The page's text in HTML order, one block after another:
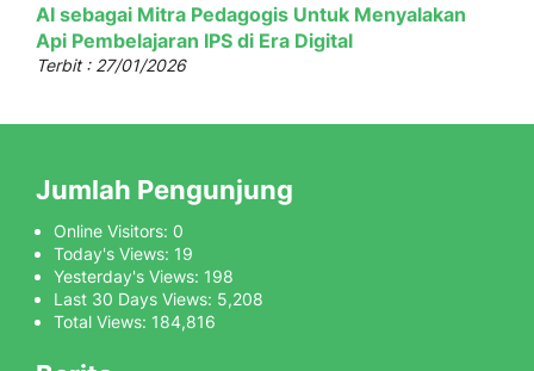
AI sebagai Mitra Pedagogis Untuk Menyalakan
Api Pembelajaran IPS di Era Digital
Terbit : 27/01/2026
Jumlah Pengunjung
Online Visitors: 0
Today's Views: 19
Yesterday's Views: 198
Last 30 Days Views: 5,208
Total Views: 184,816